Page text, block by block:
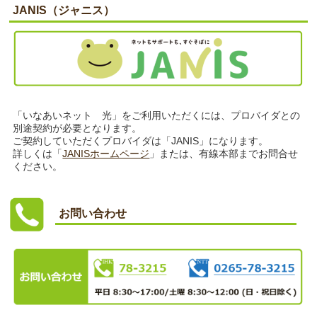
JANIS（ジャニス）
「いなあいネット 光」をご利用いただくには、プロバイダとの
別途契約が必要となります。
ご契約していただくプロバイダは「JANIS」になります。
詳しくは「JANISホームページ 」または、有線本部までお問合せ
ください。
お問い合わせ